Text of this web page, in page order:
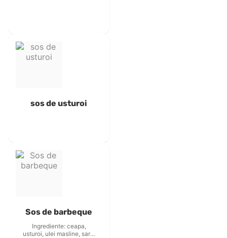
sos de usturoi
Sos de barbeque
Ingrediente: ceapa,
usturoi, ulei masline, sare,